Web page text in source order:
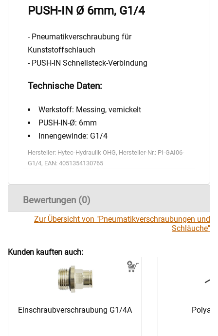
PUSH-IN Ø 6mm, G1/4
- Pneumatikverschraubung für
Kunststoffschlauch
- PUSH-IN Schnellsteck-Verbindung
Technische Daten:
Werkstoff: Messing, vernickelt
PUSH-IN-Ø: 6mm
Innengewinde: G1/4
Hersteller: Hytec-Hydraulik OHG, Hersteller-Nr.: PI-GAI06-
G1/4, EAN: 4051354130765
Bewertungen (0)
Zur Übersicht von "Pneumatikverschraubungen und
Schläuche"
Kunden kauften auch:
Einschraubverschraubung G1/4A